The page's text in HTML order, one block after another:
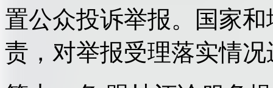
置公众投诉举报。国家
责，对举报受理落实情